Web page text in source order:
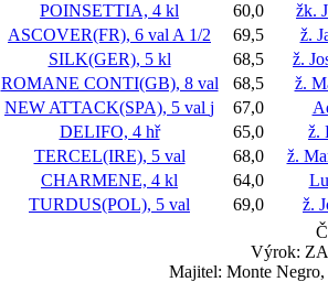
POINSETTIA, 4 kl 60,0
žk.
ASCOVER(FR), 6 val A 1/2 69,5
ž.
SILK(GER), 5 kl 68,5
ž.
ROMANE CONTI(GB), 8 val 68,5
ž.
NEW ATTACK(SPA), 5 val j 67,0
DELIFO, 4 hř 65,0
ž.
TERCEL(IRE), 5 val 68,0
ž.
CHARMENE, 4 kl 64,0
TURDUS(POL), 5 val 69,0
ž.
Výrok:
Majitel: Monte